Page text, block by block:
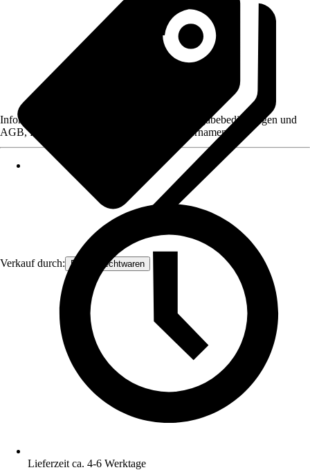
Verkauf durch: Frank Flechtwaren
Informationen des Verkäufers, wie z. B. Rückgabebedingungen und
AGB, finden Sie bei Klick auf den Verkäufernamen.
Lieferzeit ca. 4-6 Werktage